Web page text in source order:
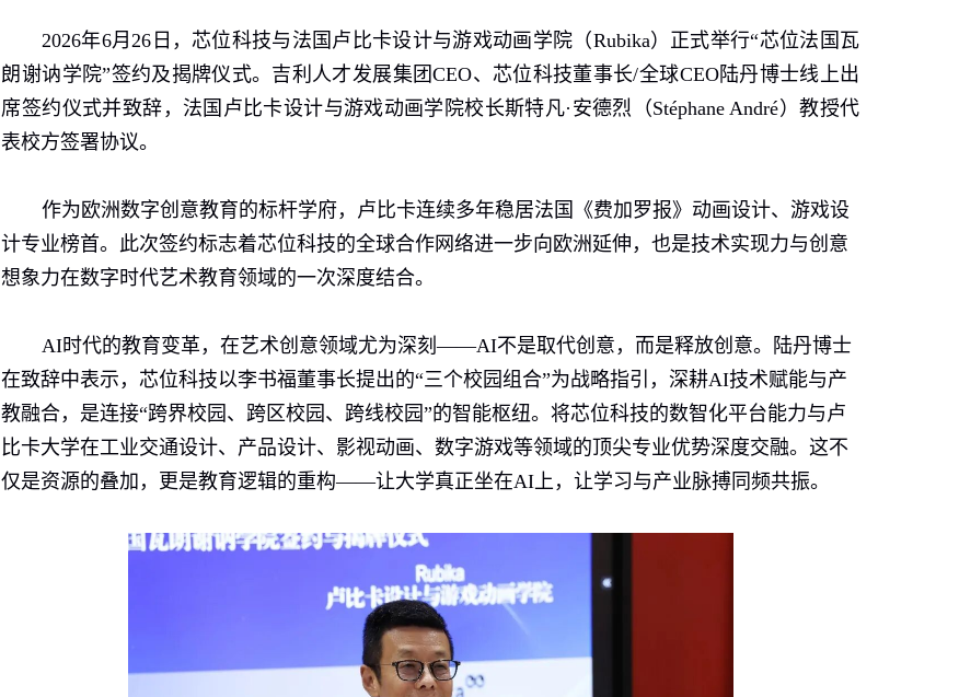
2026年6月26 日，芯位科技与法国卢比卡设计与游戏动画学院（Rubika）正式举行“芯位法国瓦
朗谢讷学院”签约及揭牌仪式。吉利人才发展集团CEO、芯位科技董事长/全球CEO陆丹博士线上出
席签约仪式并致辞，法国卢比卡设计与游戏动画学院校长斯特凡· 安德烈（Stéphane André）教授代
表校方签署协议。
作为欧洲数字创意教育的标杆学府，卢比卡连续多年稳居法国《费加罗报》动画设计、游戏设
计专业榜首。此次签约标志着芯位科技的全球合作网络进一步向欧洲延伸，也是技术实现力与创意
想象力在数字时代艺术教育领域的一次深度结合。
AI时代的教育变革，在艺术创意领域尤为深刻——AI不是取代创意，而是释放创意。陆丹博士
在致辞中表示，芯位科技以李书福董事长提出的“三个校园组合”为战略指引，深耕AI技术赋能与产
教融合，是连接“跨界校园、跨区校园、跨线校园”的智能枢纽。将芯位科技的数智化平台能力与卢
比卡大学在工业交通设计、产品设计、影视动画、数字游戏等领域的顶尖专业优势深度交融。这不
仅是资源的叠加，更是教育逻辑的重构——让大学真正坐在AI上，让学习与产业脉搏同频共振。